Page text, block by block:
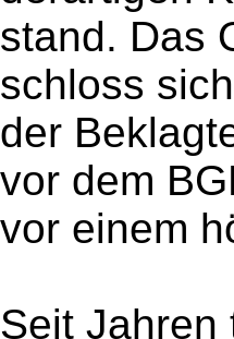
stand. Das
schloss
der
vor dem
vor einem
Seit Jahren